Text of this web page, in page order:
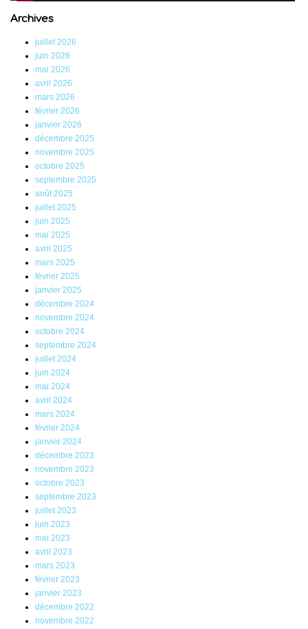
Archives
juillet 2026
juin 2026
mai 2026
avril 2026
mars 2026
février 2026
janvier 2026
décembre 2025
novembre 2025
octobre 2025
septembre 2025
août 2025
juillet 2025
juin 2025
mai 2025
avril 2025
mars 2025
février 2025
janvier 2025
décembre 2024
novembre 2024
octobre 2024
septembre 2024
juillet 2024
juin 2024
mai 2024
avril 2024
mars 2024
février 2024
janvier 2024
décembre 2023
novembre 2023
octobre 2023
septembre 2023
juillet 2023
juin 2023
mai 2023
avril 2023
mars 2023
février 2023
janvier 2023
décembre 2022
novembre 2022